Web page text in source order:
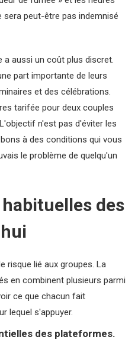
peut-être pas indemnisé
a aussi un coût plus discret.
part importante de leurs
et des célébrations.
tarifée pour deux couples
n'est pas d'éviter les
à des conditions qui vous
le problème de quelqu'un
des
risque lié aux groupes. La
en combinent plusieurs parmi
ce que chacun fait
lequel s'appuyer.
des plateformes.